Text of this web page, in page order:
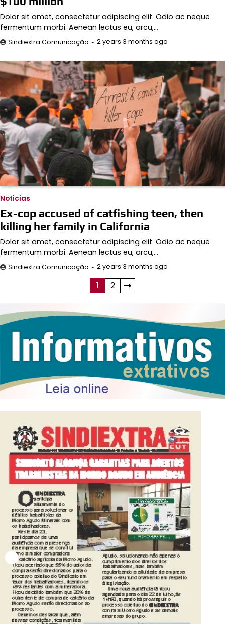
Dolor sit amet, consectetur adipiscing elit. Odio ac neque
fermentum morbi. Aenean lectus eu, arcu,…
Sindiextra Comunicação 2 years 3 months ago
Noticias
Ex-cop accused of catfishing teen, then
killing her family in California
Dolor sit amet, consectetur adipiscing elit. Odio ac neque
fermentum morbi. Aenean lectus eu, arcu,…
Sindiextra Comunicação 2 years 3 months ago
1 2